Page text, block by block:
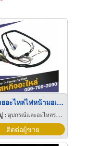
ร้านขายอะไหล่ไฟหน้ามอเตอร์ไซค์
: อุปกรณ์และอะไหล่รถจักรยานยนต์และรถสกูตเตอร์
ติดต่อผู้ขาย